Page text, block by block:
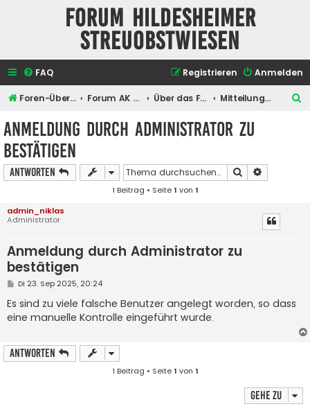
Forum Hildesheimer
Streuobstwiesen
FAQ Anmelden
Registrieren
Foren-Übersicht Forum AK Hildesheimer Streuobstwiesen Über das Forum selber Mitteilungen der Administratoren
Anmeldung durch Administrator zu
bestätigen
Antworten Suche
1 Beitrag • Seite1 von 1
admin_niklas
Administrator
Anmeldung durch Administrator zu
bestätigen
B
i
t
r
Di 23. Sep 2025, 20:24
Es sind zu viele falsche Benutzer angelegt worden, so dass
eine manuelle Kontrolle eingeführt wurde.
Antworten
1 Beitrag • Seite1 von 1
Gehe zu